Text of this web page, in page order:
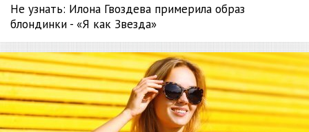
Не узнать: Илона Гвоздева примерила образ
блондинки - «Я как Звезда»